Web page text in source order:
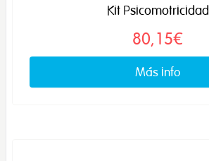
Kit Psicomotricidad
80,15€
Más info